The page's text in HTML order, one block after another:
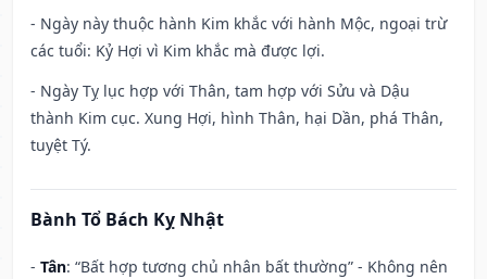
- Ngày này thuộc hành Kim khắc với hành Mộc, ngoại trừ
các tuổi: Kỷ Hợi vì Kim khắc mà được lợi.
- Ngày Tỵ lục hợp với Thân, tam hợp với Sửu và Dậu
thành Kim cục. Xung Hợi, hình Thân, hại Dần, phá Thân,
tuyệt Tý.
Bành Tổ Bách Kỵ Nhật
- Tân: “Bất hợp tương chủ nhân bất thường” - Không nên